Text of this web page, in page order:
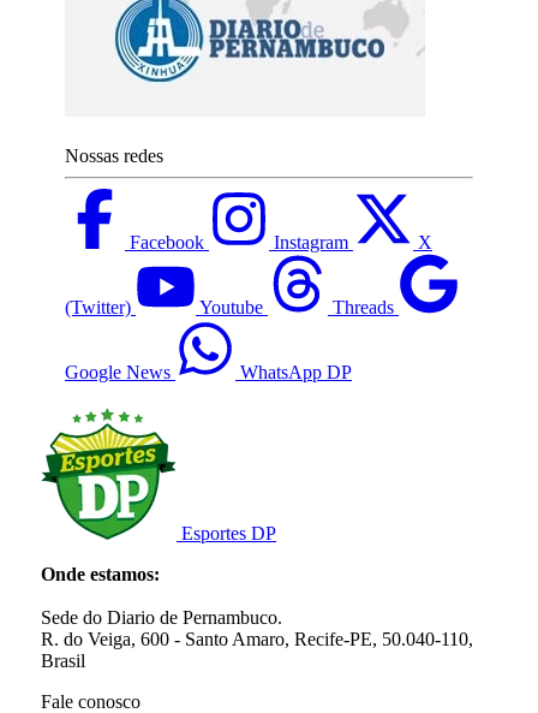
Nossas redes
Facebook Instagram X
(Twitter) Youtube Threads
Google News WhatsApp DP
Esportes DP
Onde estamos:
Sede do Diario de Pernambuco.
R. do Veiga, 600 - Santo Amaro, Recife-PE, 50.040-110,
Brasil
Fale conosco